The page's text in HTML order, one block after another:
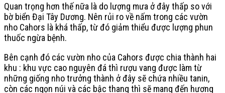
Quan trọng hơn thế nữa là do lượng mưa ở đây thấp so với
bờ biển Đại Tây Dương. Nên rủi ro về nấm trong các vườn
nho Cahors là khá thấp, từ đó giảm thiểu được lượng phun
thuốc ngừa bệnh.
Bên cạnh đó các vườn nho của Cahors được chia thành hai
khu : khu vực cao nguyên đá thì rượu vang được làm từ
những giống nho trưởng thành ở đây sẽ chứa nhiều tanin,
còn các ngọn núi và các bậc thang thì sẽ mang đến hương